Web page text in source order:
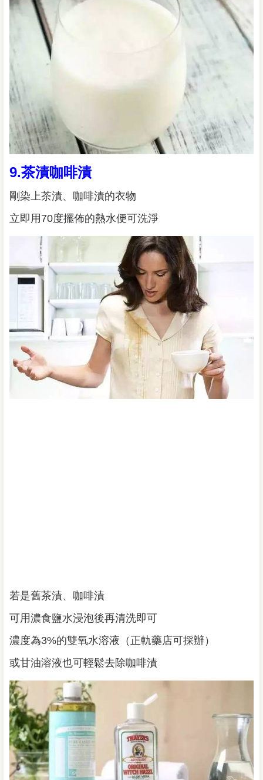
9.茶漬咖啡漬
剛染上茶漬、咖啡漬的衣物
立即用70度擺佈的熱水便可洗淨
若是舊茶漬、咖啡漬
可用濃食鹽水浸泡後再清洗即可
濃度為3%的雙氧水溶液（正軌藥店可採辦）
或甘油溶液也可輕鬆去除咖啡漬